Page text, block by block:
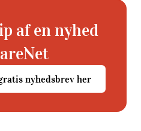
af en nyhed
nyhedsbrev her